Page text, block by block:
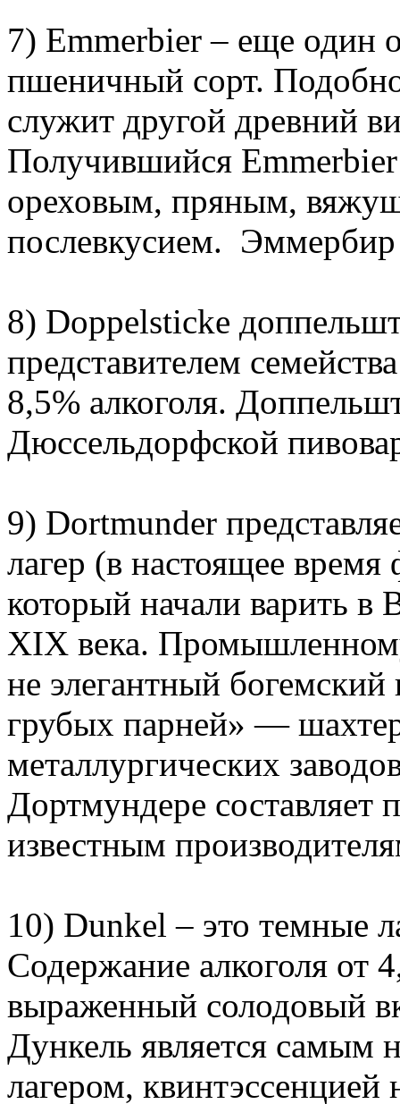
7) Emmerbier – еще один
пшеничный сорт.
служит другой древний
Получившийся Emmerbier
ореховым, пряным,
послевкусием. Эммербир
8) Doppelsticke
представителем
8,5% алкоголя.
Дюссельдорфской
9) Dortmunder
лагер (в настоящее
который начали варить в
XIX века.
не элегантный
грубых парней» —
металлургических
Дортмундере составляет
известным
10) Dunkel – это темные
Содержание алкоголя от
выраженный солодовый
Дункель является самым
лагером,